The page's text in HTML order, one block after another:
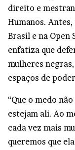
direito e
Humanos.
Brasil e na
enfatiza que
mulheres
espaços de
“Que o medo
estejam ali. Ao
cada vez mais
queremos que